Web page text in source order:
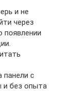
и не
через
появлении
панели с
и без опыта